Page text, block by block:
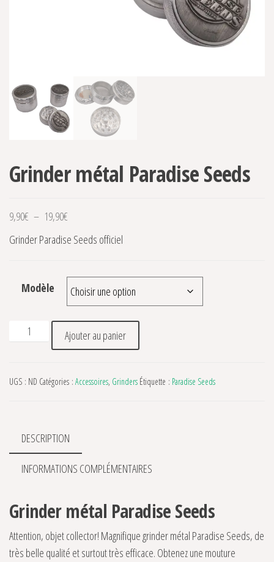
Grinder métal Paradise Seeds
9,90€ – 19,90€
Grinder Paradise Seeds officiel
Modèle
quantité de Grinder métal Paradise Seeds
Ajouter au panier
UGS : ND Catégories : Accessoires, Grinders Étiquette : Paradise Seeds
DESCRIPTION
INFORMATIONS COMPLÉMENTAIRES
Grinder métal Paradise Seeds
Attention, objet collector! Magnifique grinder métal Paradise Seeds, de
très belle qualité et surtout très efficace. Obtenez une mouture